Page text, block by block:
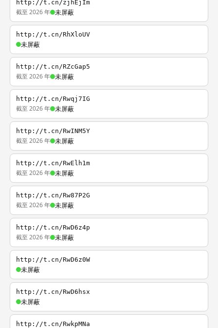
http://t.cn/zjhEjIm
截至 2026 年 未屏蔽
http://t.cn/RhXloUV
未屏蔽
http://t.cn/RZcGap5
截至 2026 年 未屏蔽
http://t.cn/Rwqj7IG
截至 2026 年 未屏蔽
http://t.cn/RwINM5Y
截至 2026 年 未屏蔽
http://t.cn/RwElh1m
截至 2026 年 未屏蔽
http://t.cn/Rw87P2G
截至 2026 年 未屏蔽
http://t.cn/RwD6z4p
截至 2026 年 未屏蔽
http://t.cn/RwD6z0W
未屏蔽
http://t.cn/RwD6hsx
未屏蔽
http://t.cn/RwkpMNa